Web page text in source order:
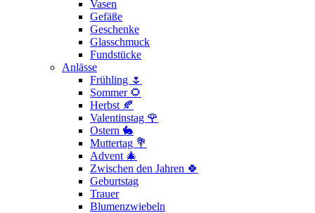
Vasen
Gefäße
Geschenke
Glasschmuck
Fundstücke
Anlässe
Frühling 🌷
Sommer 🌻
Herbst 🍂
Valentinstag 🌹
Ostern 🐇
Muttertag 💐
Advent 🎄
Zwischen den Jahren 🍀
Geburtstag
Trauer
Blumenzwiebeln